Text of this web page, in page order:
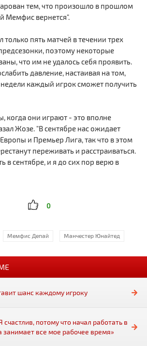
тем, что произошло в прошлом
Мемфис вернется".
только пять матчей в течении трех
поэтому некоторые
что им не удалось себя проявить.
давление, настаивая на том,
каждый игрок сможет получить
когда они играют - это вполне
Жозе. "В сентябре нас ожидает
и Премьер Лига, так что в этом
переживать и расстраиваться.
в сентябре, и я до сих пор верю в
0
Мемфис Депай Манчестер Юнайтед
шанс каждому игроку
потому что начал работать в
занимает все мое рабочее время»